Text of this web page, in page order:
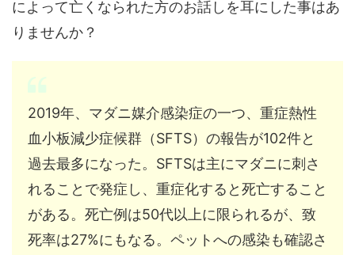
によって亡くなられた方のお話しを耳にした事はあ
りませんか？
2019年、マダニ媒介感染症の一つ、重症熱性
血小板減少症候群（SFTS）の報告が102件と
過去最多になった。SFTSは主にマダニに刺さ
れることで発症し、重症化すると死亡すること
がある。死亡例は50代以上に限られるが、致
死率は27%にもなる。ペットへの感染も確認さ